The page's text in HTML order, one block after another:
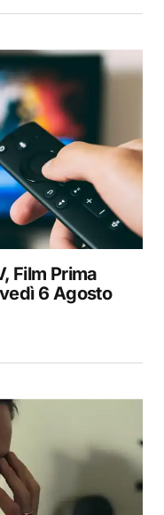
Film Prima
6 Agosto